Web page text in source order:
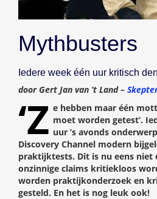
Mythbusters
Iedere week één uur kritisch
door Gert Jan van ’t Land –
‘Z e hebben maar één
moet worden getest’.
uur ’s avonds
Discovery Channel modern
praktijktests. Dit is nu eens niet
onzinnige claims kritiekloos
worden praktijkonderzoek en
gesteld. En het is nog leuk ook!